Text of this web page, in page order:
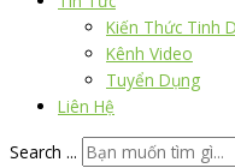
Kiến Thức Tinh
Kênh Video
Tuyển Dụng
Liên Hệ
Search ...